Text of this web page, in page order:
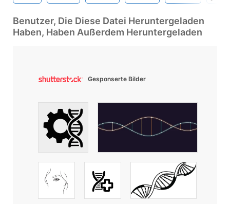
Benutzer, Die Diese Datei Heruntergeladen
Haben, Haben Außerdem Heruntergeladen
Gesponserte Bilder